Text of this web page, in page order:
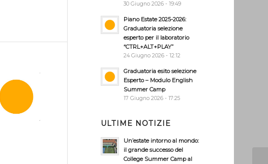
30 Giugno 2026 - 19:49
Piano Estate 2025-2026:
Graduatoria selezione
esperto per il laboratorio
“CTRL+ALT+PLAY”
24 Giugno 2026 - 12:12
Graduatoria esito selezione
Esperto – Modulo English
Summer Camp
17 Giugno 2026 - 17:25
ULTIME NOTIZIE
Un’estate intorno al mondo:
il grande successo del
College Summer Camp al